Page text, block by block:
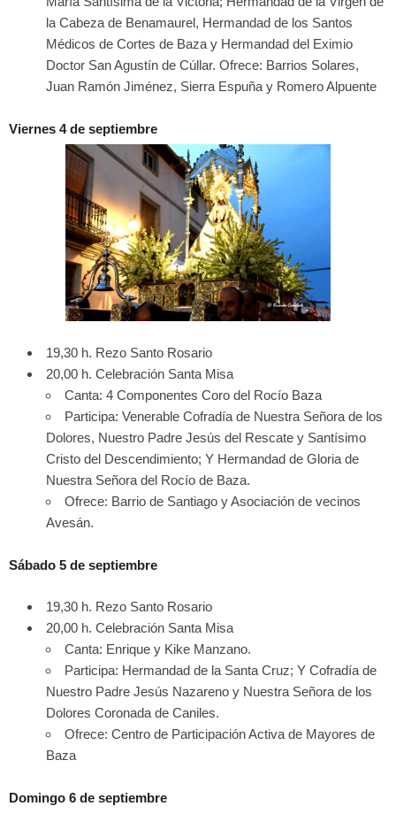
la Cabeza de Benamaurel, Hermandad de los Santos
Médicos de Cortes de Baza y Hermandad del Eximio
Doctor San Agustín de Cúllar. Ofrece: Barrios Solares,
Juan Ramón Jiménez, Sierra Espuña y Romero Alpuente
Viernes 4 de septiembre
19,30 h. Rezo Santo Rosario
20,00 h. Celebración Santa Misa
Canta: 4 Componentes Coro del Rocío Baza
Participa: Venerable Cofradía de Nuestra Señora de los
Dolores, Nuestro Padre Jesús del Rescate y Santísimo
Cristo del Descendimiento; Y Hermandad de Gloria de
Nuestra Señora del Rocío de Baza.
Ofrece: Barrio de Santiago y Asociación de vecinos
Avesán.
Sábado 5 de septiembre
19,30 h. Rezo Santo Rosario
20,00 h. Celebración Santa Misa
Canta: Enrique y Kike Manzano.
Participa: Hermandad de la Santa Cruz; Y Cofradía de
Nuestro Padre Jesús Nazareno y Nuestra Señora de los
Dolores Coronada de Caniles.
Ofrece: Centro de Participación Activa de Mayores de
Baza
Domingo 6 de septiembre